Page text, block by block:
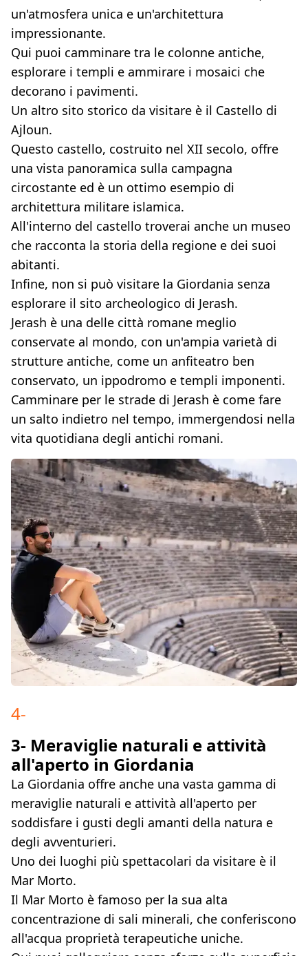
un'atmosfera unica e un'architettura
impressionante.
Qui puoi camminare tra le colonne antiche,
esplorare i templi e ammirare i mosaici che
decorano i pavimenti.
Un altro sito storico da visitare è il Castello di
Ajloun.
Questo castello, costruito nel XII secolo, offre
una vista panoramica sulla campagna
circostante ed è un ottimo esempio di
architettura militare islamica.
All'interno del castello troverai anche un museo
che racconta la storia della regione e dei suoi
abitanti.
Infine, non si può visitare la Giordania senza
esplorare il sito archeologico di Jerash.
Jerash è una delle città romane meglio
conservate al mondo, con un'ampia varietà di
strutture antiche, come un anfiteatro ben
conservato, un ippodromo e templi imponenti.
Camminare per le strade di Jerash è come fare
un salto indietro nel tempo, immergendosi nella
vita quotidiana degli antichi romani.
4-
3- Meraviglie naturali e attività
all'aperto in Giordania
La Giordania offre anche una vasta gamma di
meraviglie naturali e attività all'aperto per
soddisfare i gusti degli amanti della natura e
degli avventurieri.
Uno dei luoghi più spettacolari da visitare è il
Mar Morto.
Il Mar Morto è famoso per la sua alta
concentrazione di sali minerali, che conferiscono
all'acqua proprietà terapeutiche uniche.